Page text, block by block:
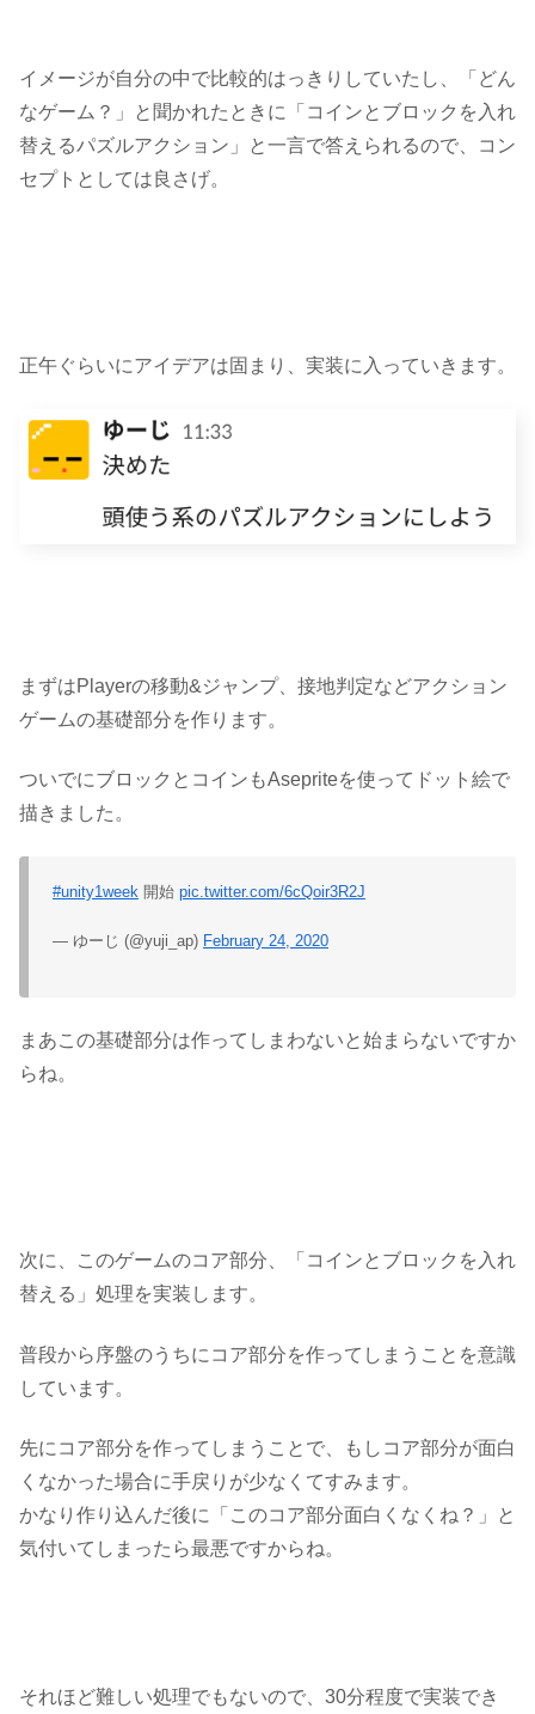
イメージが自分の中で比較的はっきりしていたし、「どん
なゲーム？」と聞かれたときに「コインとブロックを入れ
替えるパズルアクション」と一言で答えられるので、コン
セプトとしては良さげ。
正午ぐらいにアイデアは固まり、実装に入っていきます。
まずはPlayerの移動&ジャンプ、接地判定などアクション
ゲームの基礎部分を作ります。
ついでにブロックとコインもAsepriteを使ってドット絵で
描きました。
#unity1week 開始 pic.twitter.com/6cQoir3R2J
— ゆーじ (@yuji_ap) February 24, 2020
まあこの基礎部分は作ってしまわないと始まらないですか
らね。
次に、このゲームのコア部分、
「コインとブロックを入れ
替える」 処理を実装します。
普段から 序盤のうちにコア部分を作ってしまう ことを意識
しています。
先にコア部分を作ってしまうことで、もしコア部分が面白
くなかった場合に手戻りが少なくてすみます。
かなり作り込んだ後に「このコア部分面白くなくね？」と
気付いてしまったら最悪ですからね。
それほど難しい処理でもないので、30分程度で実装でき